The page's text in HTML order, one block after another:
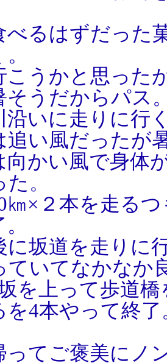
べるはずだった
こうかと思った
そうだからパス
沿いに走りに行
追い風だったが
向かい風で身体
。
㎞×２本を走る
に坂道を走りに
ていてなかなか
を上って歩道
を4本やって終了
ってご褒美にノ